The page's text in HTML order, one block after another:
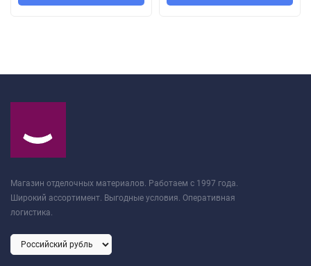
Магазин отделочных материалов. Работаем с 1997 года.
Широкий ассортимент. Выгодные условия. Оперативная
логистика.